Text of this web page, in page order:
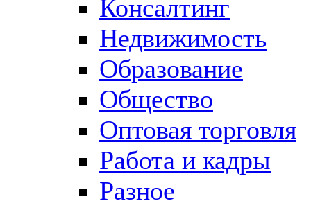
Консалтинг
Недвижимость
Образование
Общество
Оптовая торговля
Работа и кадры
Разное